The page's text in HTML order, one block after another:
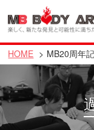
HOME MB20周年